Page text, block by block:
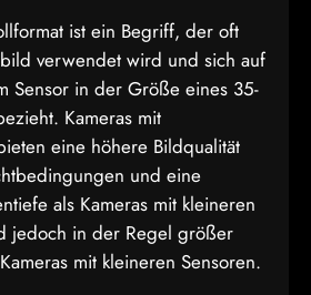
ist ein Begriff, der oft
verwendet wird und sich auf
Sensor in der Größe eines 35-
Kameras mit
eine höhere Bildqualität
und eine
als Kameras mit kleineren
jedoch in der Regel größer
mit kleineren Sensoren.